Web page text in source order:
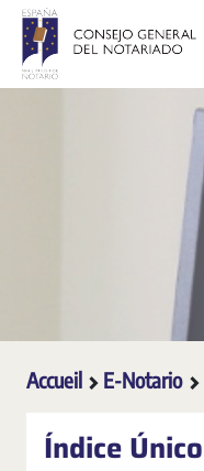
Saut au contenu principal
Accueil E-Notario
Índice Único